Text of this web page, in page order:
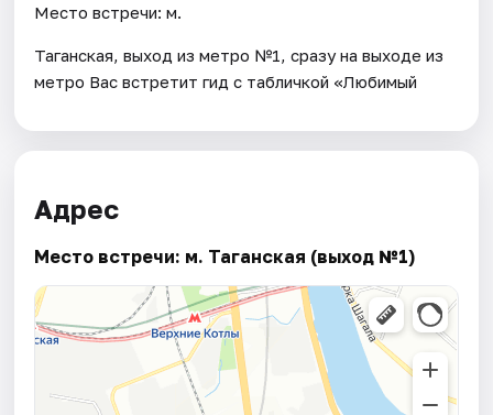
Место встречи: м.
Таганская, выход из метро №1, сразу на выходе из
метро Вас встретит гид с табличкой «Любимый
Адрес
Место встречи: м. Таганская (выход №1)